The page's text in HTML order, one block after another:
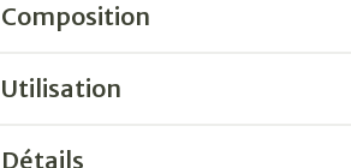
Composition
Utilisation
Détails